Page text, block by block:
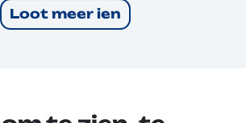
Loot meer ien